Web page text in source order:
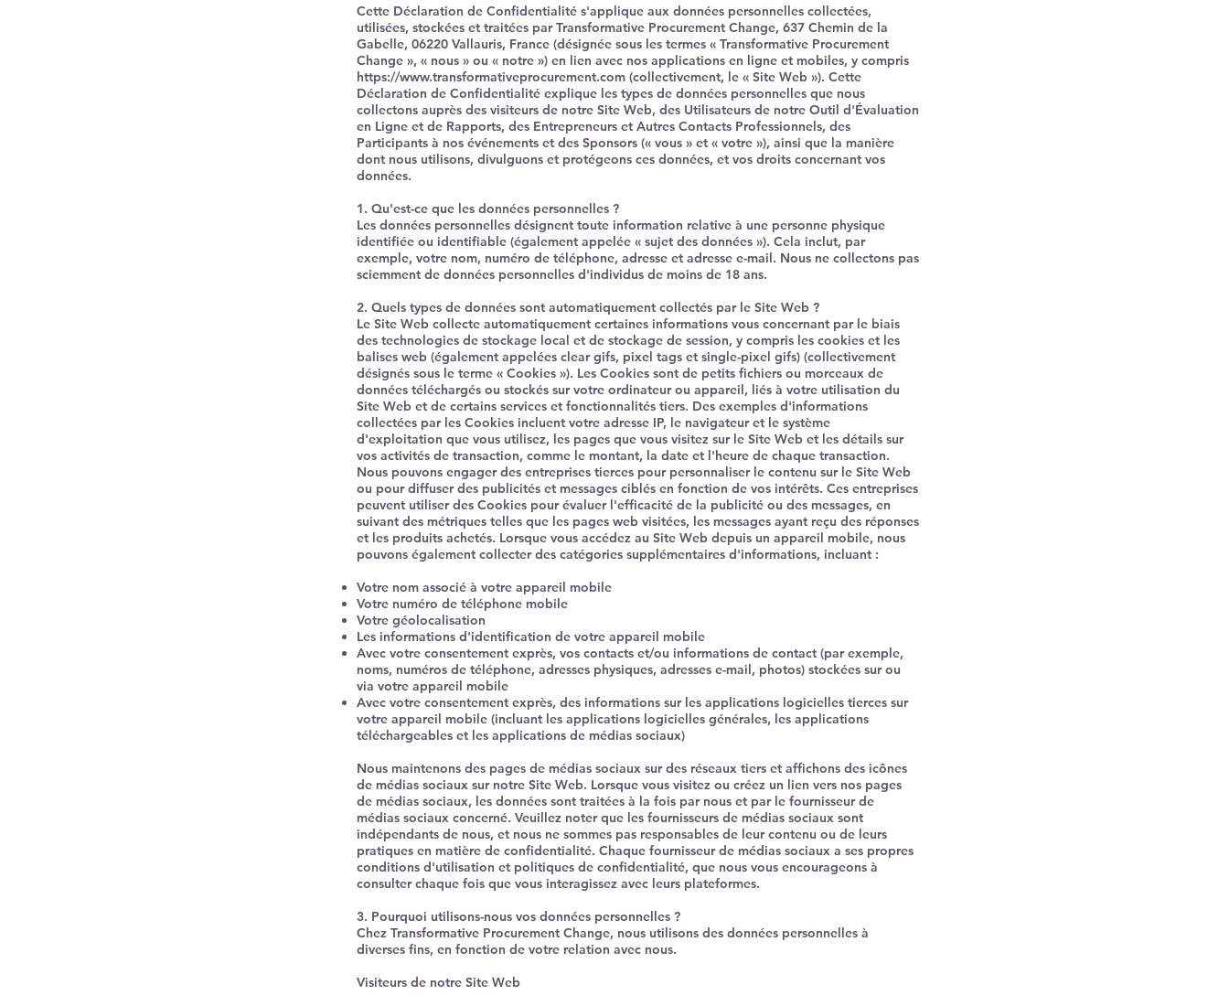
Cette Déclaration de Confidentialité s'applique aux données personnelles collectées,
utilisées, stockées et traitées par Transformative Procurement Change, 637 Chemin de la
Gabelle, 06220 Vallauris, France (désignée sous les termes « Transformative Procurement
Change », « nous » ou « notre ») en lien avec nos applications en ligne et mobiles, y compris
https://www.transformativeprocurement.com (collectivement, le « Site Web »). Cette
Déclaration de Confidentialité explique les types de données personnelles que nous
collectons auprès des visiteurs de notre Site Web, des Utilisateurs de notre Outil d'Évaluation
en Ligne et de Rapports, des Entrepreneurs et Autres Contacts Professionnels, des
Participants à nos événements et des Sponsors (« vous » et « votre »), ainsi que la manière
dont nous utilisons, divulguons et protégeons ces données, et vos droits concernant vos
données.
1. Qu'est-ce que les données personnelles ?
Les données personnelles désignent toute information relative à une personne physique
identifiée ou identifiable (également appelée « sujet des données »). Cela inclut, par
exemple, votre nom, numéro de téléphone, adresse et adresse e-mail. Nous ne collectons pas
sciemment de données personnelles d'individus de moins de 18 ans.
2. Quels types de données sont automatiquement collectés par le Site Web ?
Le Site Web collecte automatiquement certaines informations vous concernant par le biais
des technologies de stockage local et de stockage de session, y compris les cookies et les
balises web (également appelées clear gifs, pixel tags et single-pixel gifs) (collectivement
désignés sous le terme « Cookies »). Les Cookies sont de petits fichiers ou morceaux de
données téléchargés ou stockés sur votre ordinateur ou appareil, liés à votre utilisation du
Site Web et de certains services et fonctionnalités tiers. Des exemples d'informations
collectées par les Cookies incluent votre adresse IP, le navigateur et le système
d'exploitation que vous utilisez, les pages que vous visitez sur le Site Web et les détails sur
vos activités de transaction, comme le montant, la date et l'heure de chaque transaction.
Nous pouvons engager des entreprises tierces pour personnaliser le contenu sur le Site Web
ou pour diffuser des publicités et messages ciblés en fonction de vos intérêts. Ces entreprises
peuvent utiliser des Cookies pour évaluer l'efficacité de la publicité ou des messages, en
suivant des métriques telles que les pages web visitées, les messages ayant reçu des réponses
et les produits achetés. Lorsque vous accédez au Site Web depuis un appareil mobile, nous
pouvons également collecter des catégories supplémentaires d'informations, incluant :
Votre nom associé à votre appareil mobile
Votre numéro de téléphone mobile
Votre géolocalisation
Les informations d'identification de votre appareil mobile
Avec votre consentement exprès, vos contacts et/ou informations de contact (par exemple,
noms, numéros de téléphone, adresses physiques, adresses e-mail, photos) stockées sur ou
via votre appareil mobile
Avec votre consentement exprès, des informations sur les applications logicielles tierces sur
votre appareil mobile (incluant les applications logicielles générales, les applications
téléchargeables et les applications de médias sociaux)
Nous maintenons des pages de médias sociaux sur des réseaux tiers et affichons des icônes
de médias sociaux sur notre Site Web. Lorsque vous visitez ou créez un lien vers nos pages
de médias sociaux, les données sont traitées à la fois par nous et par le fournisseur de
médias sociaux concerné. Veuillez noter que les fournisseurs de médias sociaux sont
indépendants de nous, et nous ne sommes pas responsables de leur contenu ou de leurs
pratiques en matière de confidentialité. Chaque fournisseur de médias sociaux a ses propres
conditions d'utilisation et politiques de confidentialité, que nous vous encourageons à
consulter chaque fois que vous interagissez avec leurs plateformes.
3. Pourquoi utilisons-nous vos données personnelles ?​
Chez Transformative Procurement Change, nous utilisons des données personnelles à
diverses fins, en fonction de votre relation avec nous.
Visiteurs de notre Site Web